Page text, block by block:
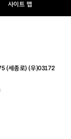
사이트 맵
(세종로) (우)03172